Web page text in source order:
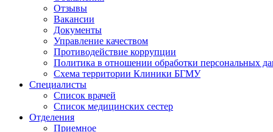
Отзывы
Вакансии
Документы
Управление качеством
Противодействие коррупции
Политика в отношении обработки персональных
Схема территории Клиники БГМУ
Специалисты
Список врачей
Список медицинских сестер
Отделения
Приемное